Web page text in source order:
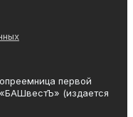
первой
(издается